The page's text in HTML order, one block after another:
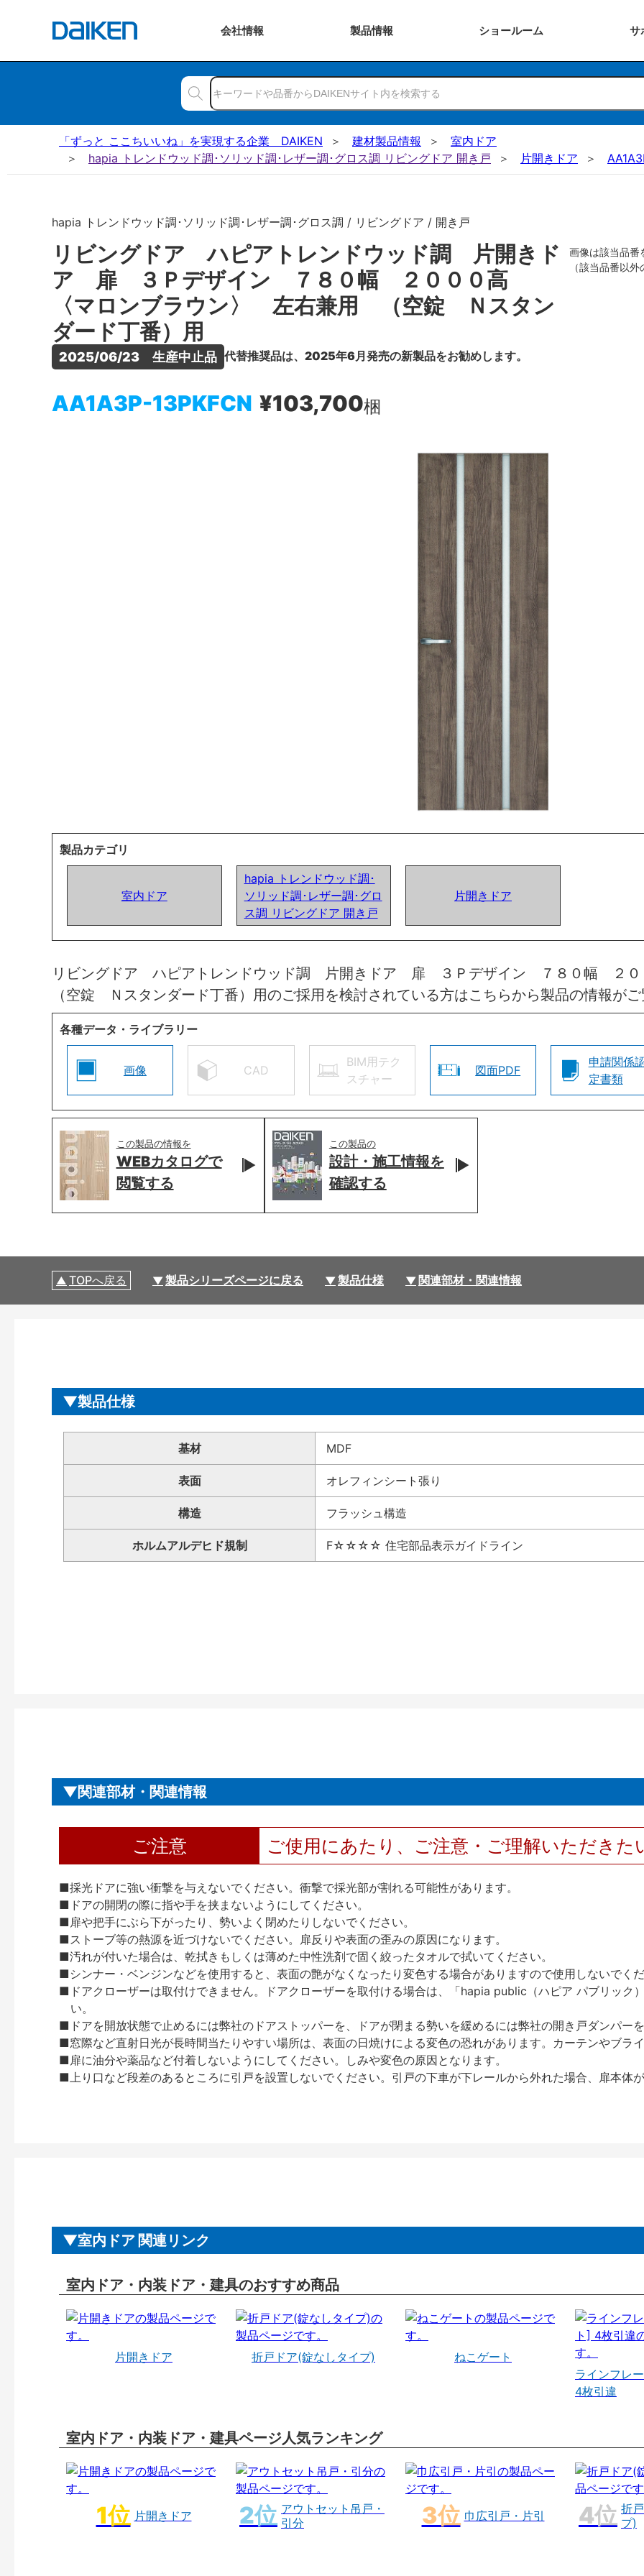
会社情報 製品情報 ショールーム サ
「ずっと ここちいいね」を実現する企業 DAIKEN 建材製品情報
室内ドア
hapia トレンドウッド調･ソリッド調･レザー調･グロス調 リビングドア 開き戸
片開きドア
hapia トレンドウッド調･ソリッド調･レザー調･グロス調 / リビングドア / 開き戸
リビングドア ハピアトレンドウッド調 片開きド
ア 扉 ３Ｐデザイン ７８０幅 ２０００高
〈マロンブラウン〉 左右兼用 （空錠 Ｎスタン
ダード丁番）用
2025/06/23　生産中止品 代替推奨品は、2025年6月発売の新製品をお勧めします。
AA1A3P-13PKFCN ¥103,700梱
画像は該当品番
（該当品番以
製品カテゴリ
室内ドア
hapia トレンドウッド調･
ソリッド調･レザー調･グロ
ス調 リビングドア 開き戸
片開きドア
リビングドア ハピアトレンドウッド調 片開きドア 扉 ３Ｐデザイン ７８０幅 ２
（空錠 Ｎスタンダード丁番）用のご採用を検討されている方はこちらから製品の情報が
各種データ・ライブラリー
画像 CAD
BIM用テク
スチャー
図面PDF
申請関係
定書類
この製品の情報を
WEBカタログで
閲覧する
この製品の
設計・施工情報を
確認する
TOPへ戻る 製品シリーズページに戻る 製品仕様 関連部材・関連情報
製品仕様
基材 MDF
表面 オレフィンシート張り
構造 フラッシュ構造
ホルムアルデヒド規制 F☆☆☆☆ 住宅部品表示ガイドライン
関連部材・関連情報
ご注意 ご使用にあたり、ご注意・ご理解いただきた
■採光ドアに強い衝撃を与えないでください。衝撃で採光部が割れる可能性があります。
■ドアの開閉の際に指や手を挟まないようにしてください。
■扉や把手にぶら下がったり、勢いよく閉めたりしないでください。
■ストーブ等の熱源を近づけないでください。扉反りや表面の歪みの原因になります。
■汚れが付いた場合は、乾拭きもしくは薄めた中性洗剤で固く絞ったタオルで拭いてください。
■シンナー・ベンジンなどを使用すると、表面の艶がなくなったり変色する場合がありますので使用しないでく
■ドアクローザーは取付けできません。ドアクローザーを取付ける場合は、「hapia public（ハピア パブリック
い。
■ドアを開放状態で止めるには弊社のドアストッパーを、ドアが閉まる勢いを緩めるには弊社の開き戸ダンパー
■窓際など直射日光が長時間当たりやすい場所は、表面の日焼けによる変色の恐れがあります。カーテンやブラ
■扉に油分や薬品など付着しないようにしてください。しみや変色の原因となります。
■上り口など段差のあるところに引戸を設置しないでください。引戸の下車が下レールから外れた場合、扉本体
室内ドア 関連リンク
室内ドア・内装ドア・建具のおすすめ商品
片開きドア 折戸ドア(錠なしタイプ)
ねこゲート
ラインフレ
4枚引違
室内ドア・内装ドア・建具ページ人気ランキング
片開きドア
アウトセット吊戸・
引分
巾広引戸・片引
折
プ)